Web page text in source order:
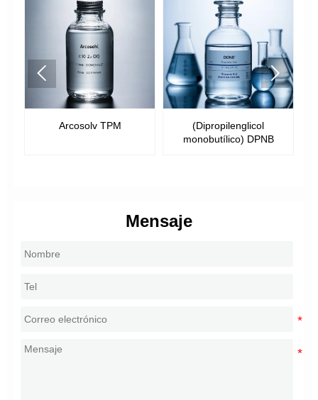
Arcosolv TPM
(Dipropilenglicol
monobutílico) DPNB
 
Mensaje